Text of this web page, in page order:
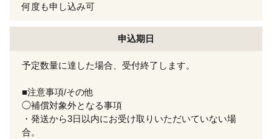
何度も申し込み可
申込期日
予定数量に達した場合、受付終了します。
■注意事項/その他
◯補償対象外となる事項
・発送から3日以内にお受け取りいただいていない場
合。